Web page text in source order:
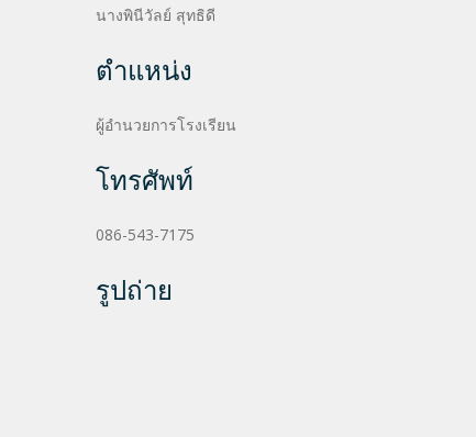
นางพินีวัลย์ สุทธิดี
ตำแหน่ง
ผู้อำนวยการโรงเรียน
โทรศัพท์
086-543-7175
รูปถ่าย